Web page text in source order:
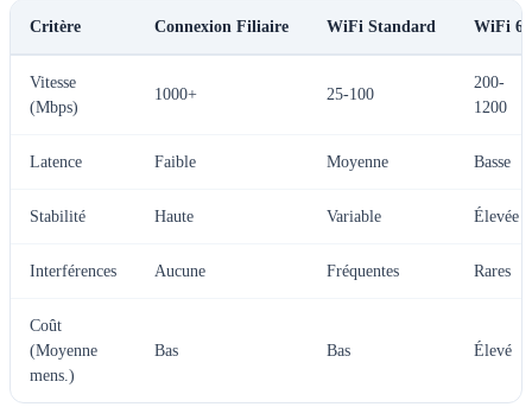
Critère Connexion Filiaire WiFi Standard WiFi 6
Vitesse
(Mbps)
1000+ 25-100
200-
1200
Latence Faible Moyenne Basse
Stabilité Haute Variable Élevée
Interférences Aucune Fréquentes Rares
Coût
(Moyenne
mens.)
Bas Bas Élevé